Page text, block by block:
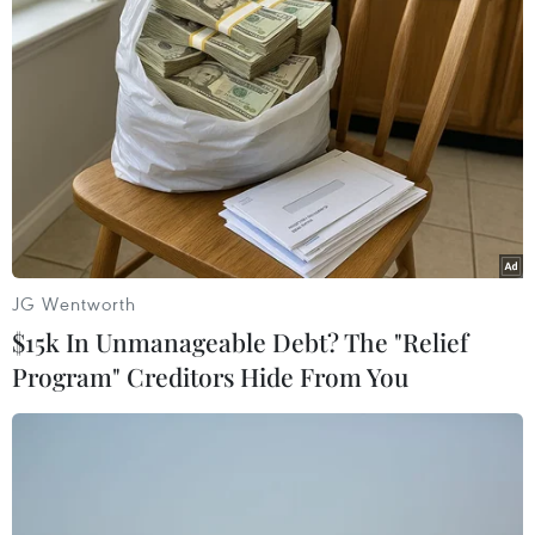
#Giá vàng #Eurozone #Italy #Trượt dốc Italy
JG Wentworth
$15k In Unmanageable Debt? The "Relief
Program" Creditors Hide From You